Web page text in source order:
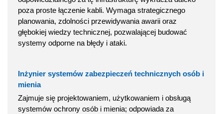
poza proste łączenie kabli. Wymaga strategicznego
planowania, zdolności przewidywania awarii oraz
głębokiej wiedzy technicznej, pozwalającej budować
systemy odporne na błędy i ataki.
Inżynier systemów zabezpieczeń technicznych osób i
mienia
Zajmuje się projektowaniem, użytkowaniem i obsługą
systemów ochrony osób i mienia; odpowiada za